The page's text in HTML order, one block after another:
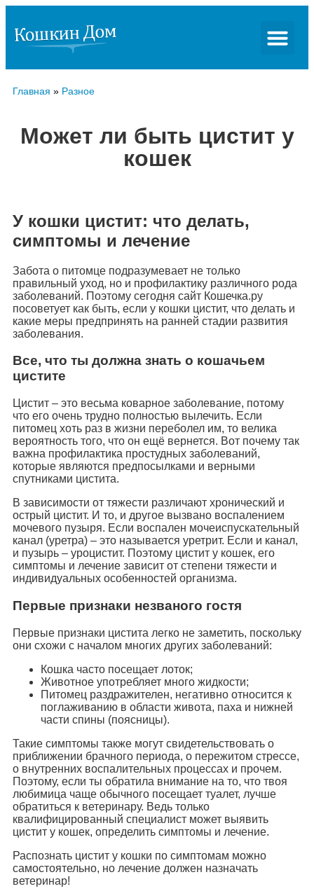
Главная » Разное
Может ли быть цистит у
кошек
У кошки цистит: что делать,
симптомы и лечение
Забота о питомце подразумевает не только
правильный уход, но и профилактику различного рода
заболеваний. Поэтому сегодня сайт Кошечка.ру
посоветует как быть, если у кошки цистит, что делать и
какие меры предпринять на ранней стадии развития
заболевания.
Все, что ты должна знать о кошачьем
цистите
Цистит – это весьма коварное заболевание, потому
что его очень трудно полностью вылечить. Если
питомец хоть раз в жизни переболел им, то велика
вероятность того, что он ещё вернется. Вот почему так
важна профилактика простудных заболеваний,
которые являются предпосылками и верными
спутниками цистита.
В зависимости от тяжести различают хронический и
острый цистит. И то, и другое вызвано воспалением
мочевого пузыря. Если воспален мочеиспускательный
канал (уретра) – это называется уретрит. Если и канал,
и пузырь – уроцистит. Поэтому цистит у кошек, его
симптомы и лечение зависит от степени тяжести и
индивидуальных особенностей организма.
Первые признаки незваного гостя
Первые признаки цистита легко не заметить, поскольку
они схожи с началом многих других заболеваний:
Кошка часто посещает лоток;
Животное употребляет много жидкости;
Питомец раздражителен, негативно относится к
поглаживанию в области живота, паха и нижней
части спины (поясницы).
Такие симптомы также могут свидетельствовать о
приближении брачного периода, о пережитом стрессе,
о внутренних воспалительных процессах и прочем.
Поэтому, если ты обратила внимание на то, что твоя
любимица чаще обычного посещает туалет, лучше
обратиться к ветеринару. Ведь только
квалифицированный специалист может выявить
цистит у кошек, определить симптомы и лечение.
Распознать цистит у кошки по симптомам можно
самостоятельно, но лечение должен назначать
ветеринар!